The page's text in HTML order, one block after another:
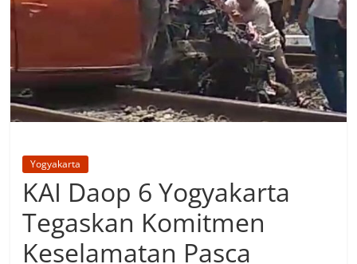
Yogyakarta
KAI Daop 6 Yogyakarta
Tegaskan Komitmen
Keselamatan Pasca